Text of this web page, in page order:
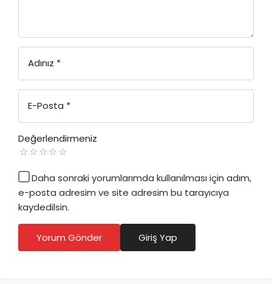
Adınız *
E-Posta *
Değerlendirmeniz
Daha sonraki yorumlarımda kullanılması için adım,
e-posta adresim ve site adresim bu tarayıcıya
kaydedilsin.
Yorum Gönder Giriş Yap